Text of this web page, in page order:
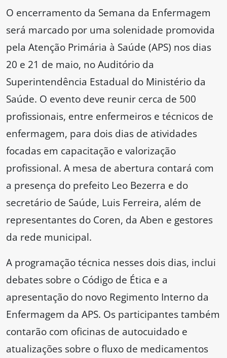
O encerramento da Semana da Enfermagem
será marcado por uma solenidade promovida
pela Atenção Primária à Saúde (APS) nos dias
20 e 21 de maio, no Auditório da
Superintendência Estadual do Ministério da
Saúde. O evento deve reunir cerca de 500
profissionais, entre enfermeiros e técnicos de
enfermagem, para dois dias de atividades
focadas em capacitação e valorização
profissional. A mesa de abertura contará com
a presença do prefeito Leo Bezerra e do
secretário de Saúde, Luis Ferreira, além de
representantes do Coren, da Aben e gestores
da rede municipal.
A programação técnica nesses dois dias, inclui
debates sobre o Código de Ética e a
apresentação do novo Regimento Interno da
Enfermagem da APS. Os participantes também
contarão com oficinas de autocuidado e
atualizações sobre o fluxo de medicamentos